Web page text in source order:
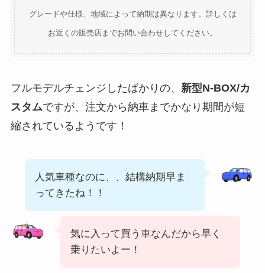
グレードや仕様、地域によって納期は異なります。詳しくは
お近くの販売店までお問い合わせしてください。
フルモデルチェンジしたばかりの、 新型N-BOX/カ
スタムですが、注文から納車までかなり期間が短
縮されているようです！
人気車種なのに、、結構納期早ま
ってきたね！！
気に入って買う車なんだから早く
乗りたいよー！